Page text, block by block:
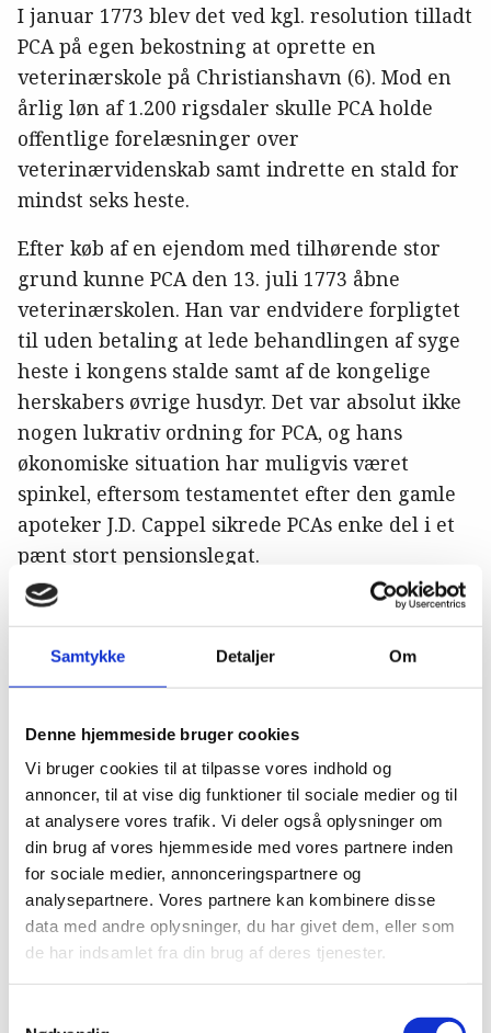
Samtykke Detaljer Om
Denne hjemmeside bruger cookies
Vi bruger cookies til at tilpasse vores indhold og
annoncer, til at vise dig funktioner til sociale medier og til
at analysere vores trafik. Vi deler også oplysninger om
din brug af vores hjemmeside med vores partnere inden
for sociale medier, annonceringspartnere og
analysepartnere. Vores partnere kan kombinere disse
data med andre oplysninger, du har givet dem, eller som
de har indsamlet fra din brug af deres tjenester.
I januar 1773 blev det ved kgl. resolution tilladt
PCA på egen bekostning at oprette en
veterinærskole på Christianshavn (6). Mod en
årlig løn af 1.200 rigsdaler skulle PCA holde
offentlige forelæsninger over
veterinærvidenskab samt indrette en stald for
mindst seks heste.
Efter køb af en ejendom med tilhørende stor
grund kunne PCA den 13. juli 1773 åbne
veterinærskolen. Han var endvidere forpligtet
til uden betaling at lede behandlingen af syge
heste i kongens stalde samt af de kongelige
herskabers øvrige husdyr. Det var absolut ikke
nogen lukrativ ordning for PCA, og hans
økonomiske situation har muligvis været
spinkel, eftersom testamentet efter den gamle
apoteker J.D. Cappel sikrede PCAs enke del i et
pænt stort pensionslegat.
Den kgl. Veterinærskole
De første veterinærstuderende, der begyndte
på skolen i 1773, kom fra rytteriets officers- og
korporal korps. I 1776 blev skolen udvidet med
en smedje, der lå på en tilstødende grund, samt
bolig til en smed og 16 elever. Samme år købte
staten skolen af PCA, og i 1777 fik skolen en ny
fundats. Den kom herefter til at hedde »Den
kgl. Veterinærskole«.
Den første afsluttende dyrlægeeksamen blev
holdt i 1779, hvor fem kandidater bestod. I
undervisningen blev der lagt vægt på fysik,